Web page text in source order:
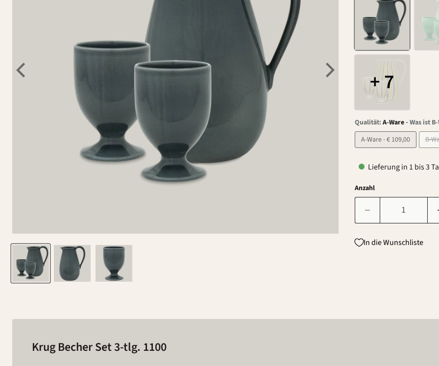
+ 7
Qualität:A-Ware-Was ist
A-Ware - € 109,00
Lieferung in 1 bis 3
Anzahl
In die Wunschliste
Krug Becher Set 3-tlg. 1100